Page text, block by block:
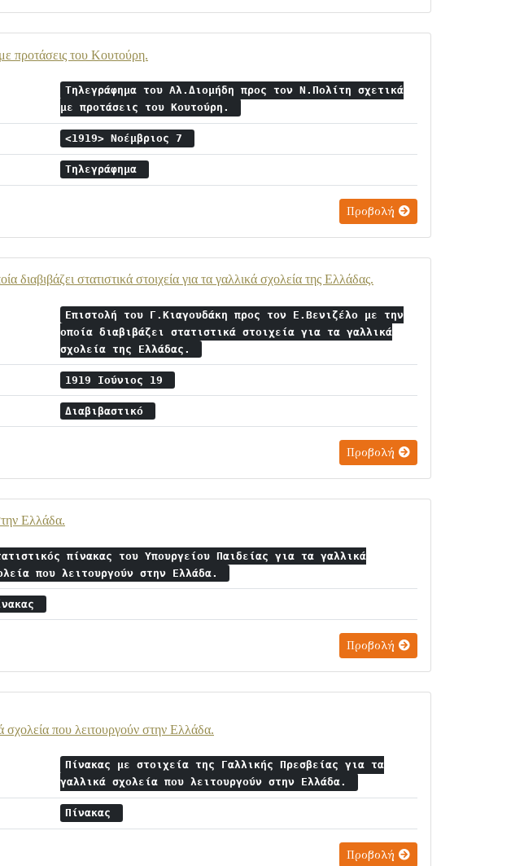
προτάσεις του Κουτούρη.
Τηλεγράφημα του Αλ.Διομήδη προς τον Ν.Πολίτη σχετικά
με προτάσεις του Κουτούρη.
<1919> Νοέμβριος 7
Τηλεγράφημα
Προβολή
στατιστικά στοιχεία για τα γαλλικά σχολεία της Ελλάδας.
Επιστολή του Γ.Κιαγουδάκη προς τον Ε.Βενιζέλο με την
οποία διαβιβάζει στατιστικά στοιχεία για τα γαλλικά
σχολεία της Ελλάδας.
1919 Ιούνιος 19
Διαβιβαστικό
Προβολή
Ελλάδα.
πίνακας του Υπουργείου Παιδείας για τα γαλλικά
που λειτουργούν στην Ελλάδα.
Προβολή
σχολεία που λειτουργούν στην Ελλάδα.
Πίνακας με στοιχεία της Γαλλικής Πρεσβείας για τα
γαλλικά σχολεία που λειτουργούν στην Ελλάδα.
Πίνακας
Προβολή